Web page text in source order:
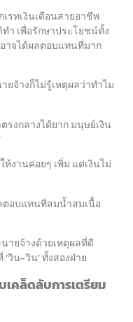
รทเงินเดือนสายอาชีพ
ำ เพื่อรักษาประโยชน์ทั้ง
าจได้ผลตอบแทนที่มาก
ยจ้างก็ไม่รู้เหตุผลว่าทำไม
รงกลางได้ยากมนุษย์เงิน
ห้งานค่อยๆ เพิ่ม แต่เงินไม่
ตอบแทนที่สมน้ำสมเนื้อ
ายจ้างด้วยเหตุผลที่ดี
วิน-วิน’ ทั้งสองฝ่าย
เคล็ดลับการเตรียม